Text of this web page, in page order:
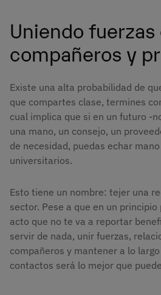
Uniendo fuerzas
compañeros y
Existe una alta probabilidad de
que compartes clase, termines
cual implica que si en un futuro -
una mano, un consejo, un
de necesidad, puedas echar
universitarios.
Esto tiene un nombre: tejer una
sector. Pese a que en un
acto que no te va a reportar
servir de nada, unir fuerzas,
compañeros y mantener a lo
contactos será lo mejor que